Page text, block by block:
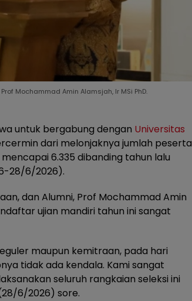
Mochammad Amin Alamsjah, Ir MSi PhD.
untuk bergabung dengan Universitas
dari melonjaknya jumlah peserta
6.335 dibanding tahun lalu
28/6/2026).
dan Alumni, Prof Mochammad Amin
ujian mandiri tahun ini sangat
maupun kemitraan, pada hari
tidak ada kendala. Kami sangat
seluruh rangkaian seleksi ini
6/2026) sore.